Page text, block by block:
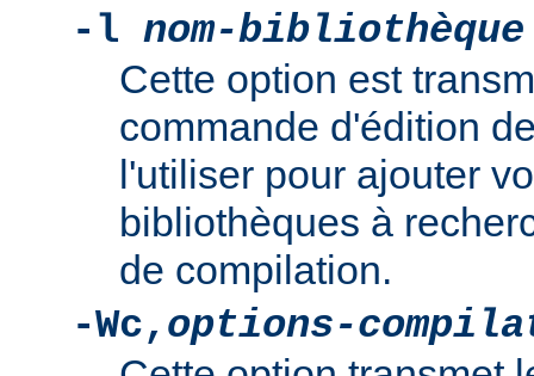
-l nom-bibliothèque
Cette option est
commande d'édition
l'utiliser pour ajouter
bibliothèques à
de compilation.
-Wc, options-